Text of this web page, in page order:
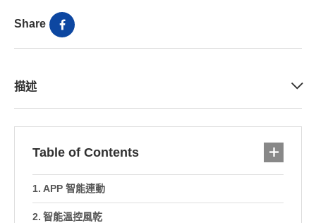
Share
描述
Table of Contents
APP 智能連動
智能溫控風乾